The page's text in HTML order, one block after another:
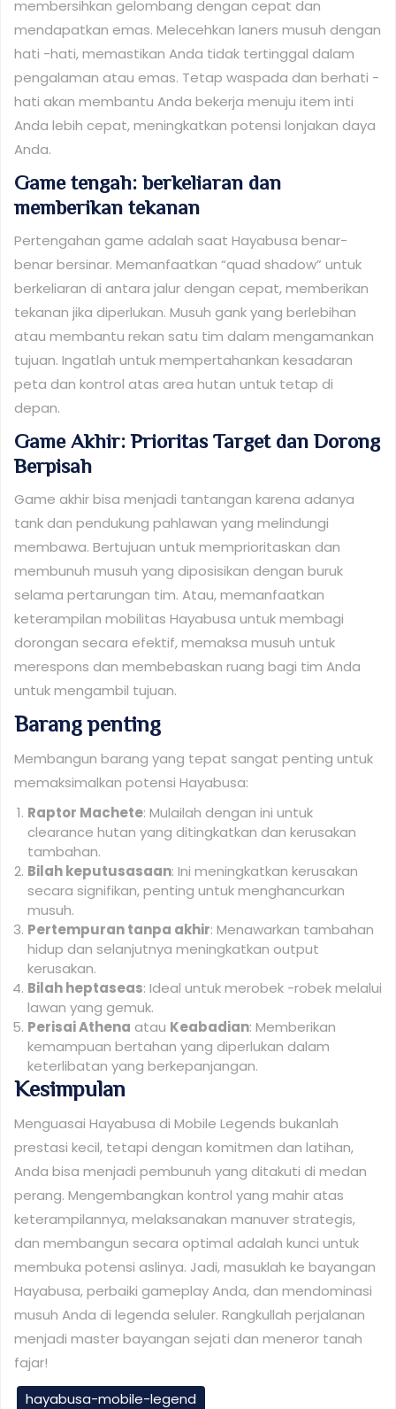
membersihkan gelombang dengan cepat dan
mendapatkan emas. Melecehkan laners musuh dengan
hati -hati, memastikan Anda tidak tertinggal dalam
pengalaman atau emas. Tetap waspada dan berhati -
hati akan membantu Anda bekerja menuju item inti
Anda lebih cepat, meningkatkan potensi lonjakan daya
Anda.
Game tengah: berkeliaran dan
memberikan tekanan
Pertengahan game adalah saat Hayabusa benar-
benar bersinar. Memanfaatkan “quad shadow” untuk
berkeliaran di antara jalur dengan cepat, memberikan
tekanan jika diperlukan. Musuh gank yang berlebihan
atau membantu rekan satu tim dalam mengamankan
tujuan. Ingatlah untuk mempertahankan kesadaran
peta dan kontrol atas area hutan untuk tetap di
depan.
Game Akhir: Prioritas Target dan Dorong
Berpisah
Game akhir bisa menjadi tantangan karena adanya
tank dan pendukung pahlawan yang melindungi
membawa. Bertujuan untuk memprioritaskan dan
membunuh musuh yang diposisikan dengan buruk
selama pertarungan tim. Atau, memanfaatkan
keterampilan mobilitas Hayabusa untuk membagi
dorongan secara efektif, memaksa musuh untuk
merespons dan membebaskan ruang bagi tim Anda
untuk mengambil tujuan.
Barang penting
Membangun barang yang tepat sangat penting untuk
memaksimalkan potensi Hayabusa:
Raptor Machete: Mulailah dengan ini untuk
clearance hutan yang ditingkatkan dan kerusakan
tambahan.
Bilah keputusasaan: Ini meningkatkan kerusakan
secara signifikan, penting untuk menghancurkan
musuh.
Pertempuran tanpa akhir: Menawarkan tambahan
hidup dan selanjutnya meningkatkan output
kerusakan.
Bilah heptaseas: Ideal untuk merobek -robek melalui
lawan yang gemuk.
Perisai Athena atau Keabadian: Memberikan
kemampuan bertahan yang diperlukan dalam
keterlibatan yang berkepanjangan.
Kesimpulan
Menguasai Hayabusa di Mobile Legends bukanlah
prestasi kecil, tetapi dengan komitmen dan latihan,
Anda bisa menjadi pembunuh yang ditakuti di medan
perang. Mengembangkan kontrol yang mahir atas
keterampilannya, melaksanakan manuver strategis,
dan membangun secara optimal adalah kunci untuk
membuka potensi aslinya. Jadi, masuklah ke bayangan
Hayabusa, perbaiki gameplay Anda, dan mendominasi
musuh Anda di legenda seluler. Rangkullah perjalanan
menjadi master bayangan sejati dan meneror tanah
fajar!
hayabusa-mobile-legend